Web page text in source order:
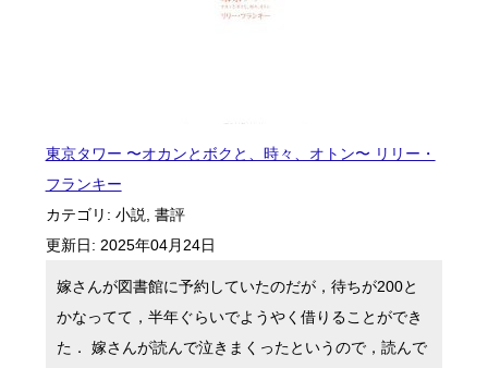
東京タワー 〜オカンとボクと、時々、オトン〜 リリー・
フランキー
カテゴリ: 小説
書評
更新日: 2025年04月24日
嫁さんが図書館に予約していたのだが，待ちが200と
かなってて，半年ぐらいでようやく借りることができ
た． 嫁さんが読んで泣きまくったというので，読んで